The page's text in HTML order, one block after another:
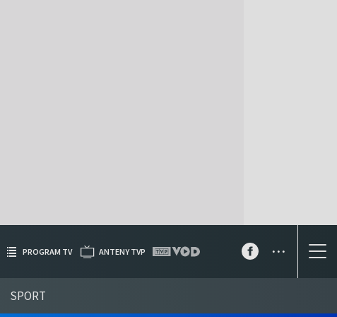
SPORT
PROGRAM TV ANTENY TVP ...